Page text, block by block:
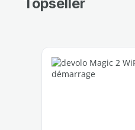
Ignorer la galerie de produits